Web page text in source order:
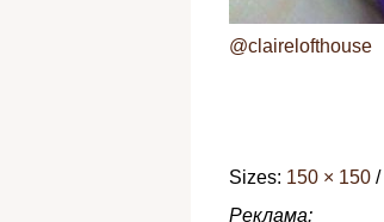
@clairelofthouse
Sizes: 150 × 150 /
Реклама: